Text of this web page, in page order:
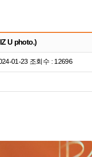
U photo.)
01-23 조회수 : 12696